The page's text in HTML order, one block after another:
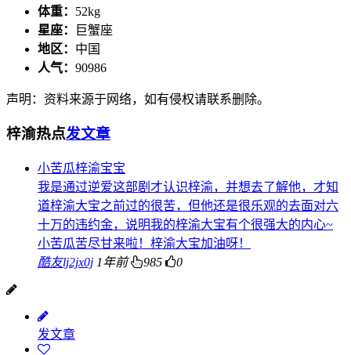
体重： 52kg
星座：
巨蟹座
地区： 中国
人气： 90986
声明：资料来源于网络，如有侵权请联系删除。
梓渝热点发文章
小苦瓜梓渝宝宝
我是通过逆爱这部剧才认识梓渝，并想去了解他，才知
道梓渝大宝之前过的很苦，但他还是很乐观的去面对六
十万的违约金，说明我的梓渝大宝有个很强大的内心~
小苦瓜苦尽甘来啦！梓渝大宝加油呀！
酷友lj2jx0j 1年前 985 0
发文章